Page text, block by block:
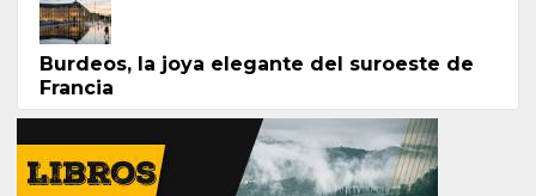
Burdeos, la joya elegante del suroeste de
Francia